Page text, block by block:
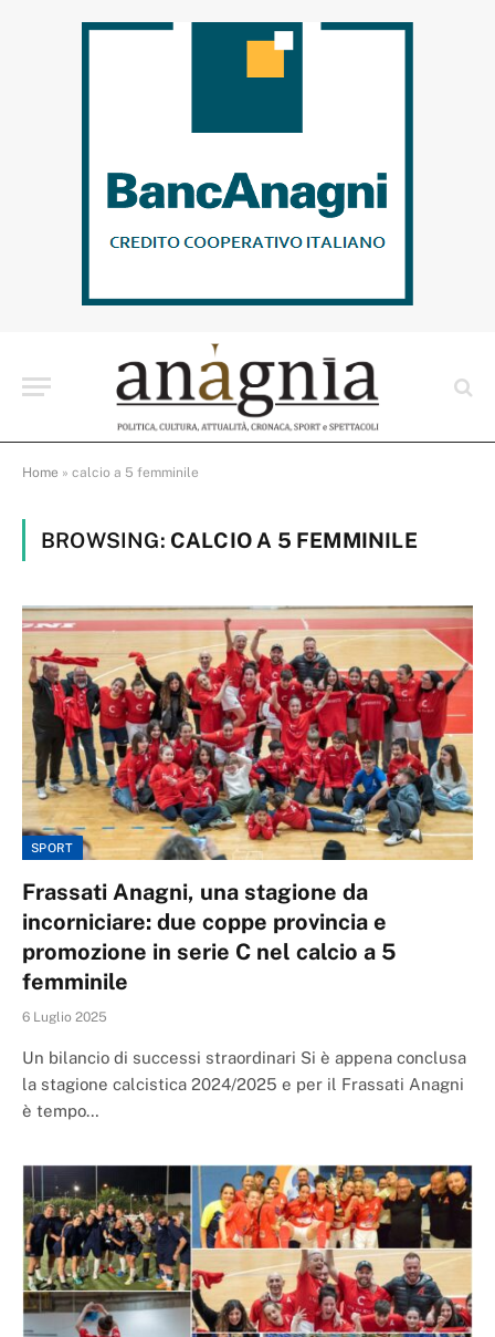
Home » calcio a 5 femminile
BROWSING: CALCIO A 5 FEMMINILE
SPORT
Frassati Anagni, una stagione da
incorniciare: due coppe provincia e
promozione in serie C nel calcio a 5
femminile
6 Luglio 2025
Un bilancio di successi straordinari Si è appena conclusa
la stagione calcistica 2024/2025 e per il Frassati Anagni
è tempo…